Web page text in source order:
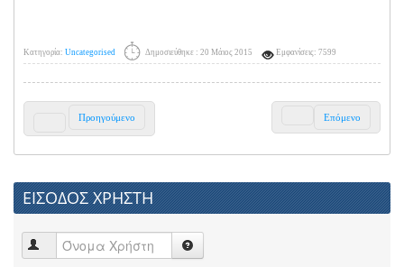
Κατηγορία: Uncategorised Δημοσιεύθηκε : 20 Μάιος 2015 Εμφανίσεις: 7599
Προηγούμενο Επόμενο
ΕΙΣΟΔΟΣ ΧΡΗΣΤΗ